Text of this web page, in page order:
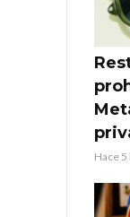
Hace